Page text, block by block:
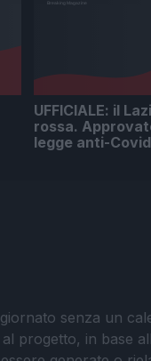
UFFICIALE: il
rossa.
legge anti-Covid
senza un
progetto, in base